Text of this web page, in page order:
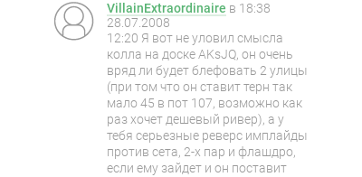
VillainExtraordinaire в 18:38
28.07.2008
12:20 Я вот не уловил смысла
колла на доске AKsJQ, он очень
вряд ли будет блефовать 2 улицы
(при том что он ставит терн так
мало 45 в пот 107, возможно как
раз хочет дешевый ривер), а у
тебя серьезные реверс имплайды
против сета, 2-х пар и флашдро,
если ему зайдет и он поставит